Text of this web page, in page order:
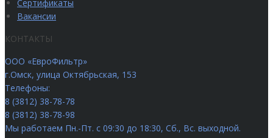
Сертификаты
Вакансии
КОНТАКТЫ
ООО «ЕвроФильтр»
г.Омск, улица Октябрьская, 153
Телефоны:
8 (3812) 38-78-78
8 (3812) 38-78-98
Мы работаем Пн.-Пт. с 09:30 до 18:30, Сб., Вс. выходной.